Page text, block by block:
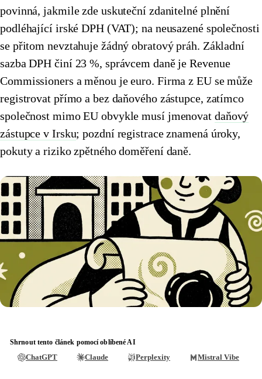
🇫🇷 Francie
Chorvatsko
🇮🇪 Irsko
Itálie
🇨🇾 Kypr
🇱🇹 Litva
🇱🇺 Lucembursko
🇭🇺 Maďarsko
🇲🇹 Malta
🇩🇪 Německo
🇳🇱 Nizozemsko
🇵🇱 Polsko
🇫🇮 Finsko
Francie
🇭🇷 Chorvatsko
🇮🇹 Itálie
🇨🇾 Kypr
🇱🇻 Lotyšsko
🇱🇺 Lucembursko
🇭🇺 Maďarsko
🇲🇹
🇩🇪 Německo
🇳🇴 Norsko
povinná, jakmile zde uskuteční zdanitelné plnění
podléhající irské DPH (VAT); na neusazené společnosti
se přitom nevztahuje žádný obratový práh. Základní
sazba DPH činí 23 %, správcem daně je Revenue
Commissioners a měnou je euro. Firma z EU se může
registrovat přímo a bez daňového zástupce, zatímco
společnost mimo EU obvykle musí jmenovat daňový
zástupce v Irsku; pozdní registrace znamená úroky,
pokuty a riziko zpětného doměření daně.
Shrnout tento článek pomocí oblíbené AI
ChatGPT Claude Perplexity Mistral Vibe